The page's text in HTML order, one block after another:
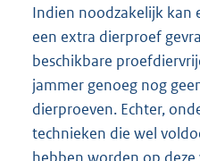
Indien noodzakelijk kan
een extra dierproef
beschikbare
jammer genoeg nog
dierproeven. Echter,
technieken die wel
hebben worden op deze